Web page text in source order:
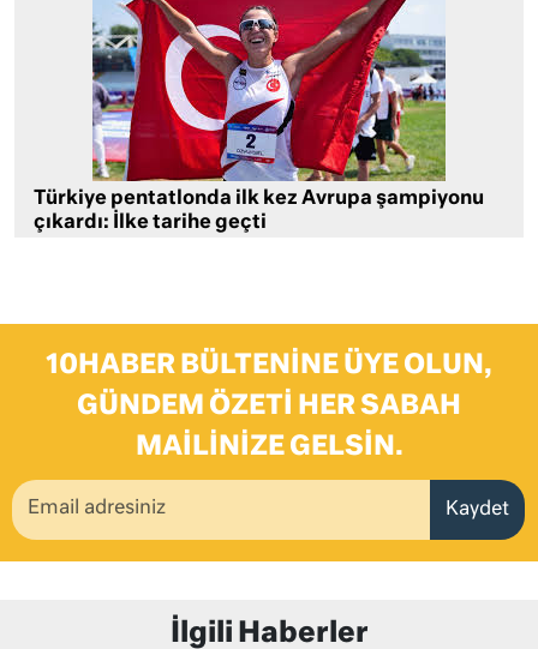
Türkiye pentatlonda ilk kez Avrupa şampiyonu
çıkardı: İlke tarihe geçti
10HABER BÜLTENINE ÜYE OLUN,
GÜNDEM ÖZETI HER SABAH
MAILINIZE GELSIN.
Kaydet
İlgili Haberler